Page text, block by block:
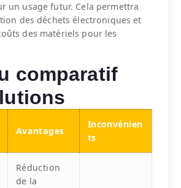
un usage futur. Cela permettra
des déchets électroniques et
des matériels pour les
comparatif
Avantages
Inconvénien
ts
Réduction
de la